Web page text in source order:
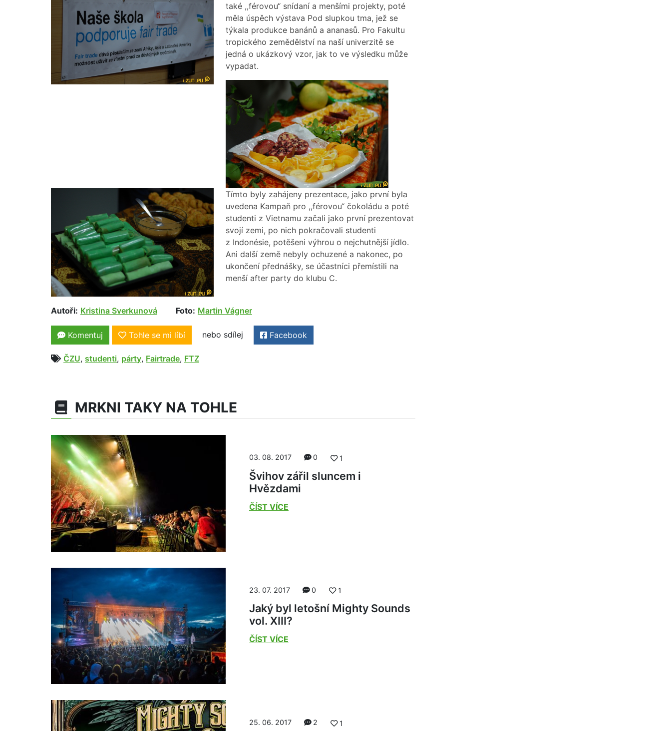
také ,,férovou“ snídaní a menšími projekty, poté
měla úspěch výstava Pod slupkou tma, jež se
týkala produkce banánů a ananasů. Pro Fakultu
tropického zemědělství na naší univerzitě se
jedná o ukázkový vzor, jak to ve výsledku může
vypadat.
Tímto byly zahájeny prezentace, jako první byla
uvedena Kampaň pro ,,férovou“ čokoládu a poté
studenti z Vietnamu začali jako první prezentovat
svojí zemi, po nich pokračovali studenti
z Indonésie, potěšeni výhrou o nejchutnější jídlo.
Ani další země nebyly ochuzené a nakonec, po
ukončení přednášky, se účastníci přemístili na
menší after party do klubu C.
Autoři: Kristina Sverkunová Foto: Martin Vágner
Komentuj Tohle se mi líbí nebo sdílej Facebook
ČZU, studenti, párty, Fairtrade, FTZ
MRKNI TAKY NA TOHLE
03. 08. 2017 0 1
Švihov zářil sluncem i
Hvězdami
ČÍST VÍCE
23. 07. 2017 0 1
Jaký byl letošní Mighty Sounds
vol. XIII?
ČÍST VÍCE
25. 06. 2017 2 1